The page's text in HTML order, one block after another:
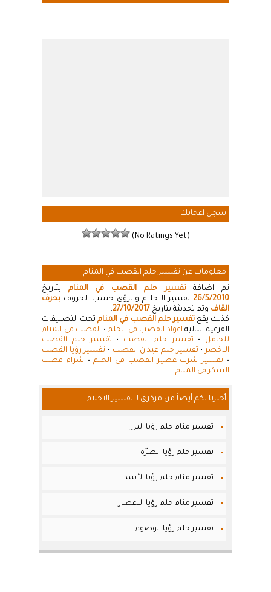
سجل اعجابك
(No Ratings Yet)
معلومات عن تفسير حلم القصب في المنام
تم اضافةتفسير حلم القصب في المنام بتاريخ
26/5/2010 تفسير الاحلام والرؤى حسب الحروف بحرف
القاف وتم تحديثة بتاريخ 27/10/2017
.
كذلك يقعتفسير حلم القصب في المنامتحت التصنيفات
الفرعية التالية اعواد القصب في الحلم• القصب فى المنام
للحامل • تفسير حلم القصب • تفسير حلم القصب
الاخضر• تفسير حلم عيدان القصب • تفسير رؤيا القصب
• تفسير شرب عصير القصب فى الحلم• شراء قصب
السكر في المنام
أخترنا لكم أيضاً من مركزي لـ تفسير الاحلام ...
تفسير منام حلم رؤيا البزر
تفسير حلم رؤيا الضرّة
تفسير منام حلم رؤيا الأسد
تفسير منام حلم رؤيا الاعصار
تفسير حلم رؤيا الوضوء